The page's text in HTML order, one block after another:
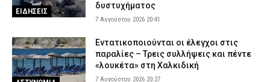
ΕΙΔΗΣΕΙΣ
δυστυχήματος
7 Αυγούστου 2026 20:41
Εντατικοποιούνται οι έλεγχοι στις
παραλίες – Τρεις συλλήψεις και πέντε
«λουκέτα» στη Χαλκιδική
7 Αυγούστου 2026 20:27